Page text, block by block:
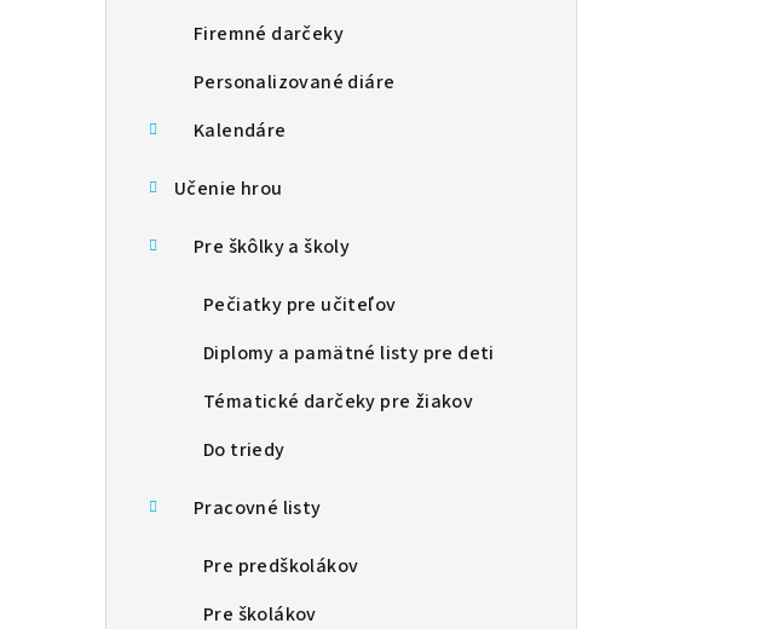
Firemné darčeky
Personalizované diáre
Kalendáre
Učenie hrou
Pre škôlky a školy
Pečiatky pre učiteľov
Diplomy a pamätné listy pre deti
Tématické darčeky pre žiakov
Do triedy
Pracovné listy
Pre predškolákov
Pre školákov